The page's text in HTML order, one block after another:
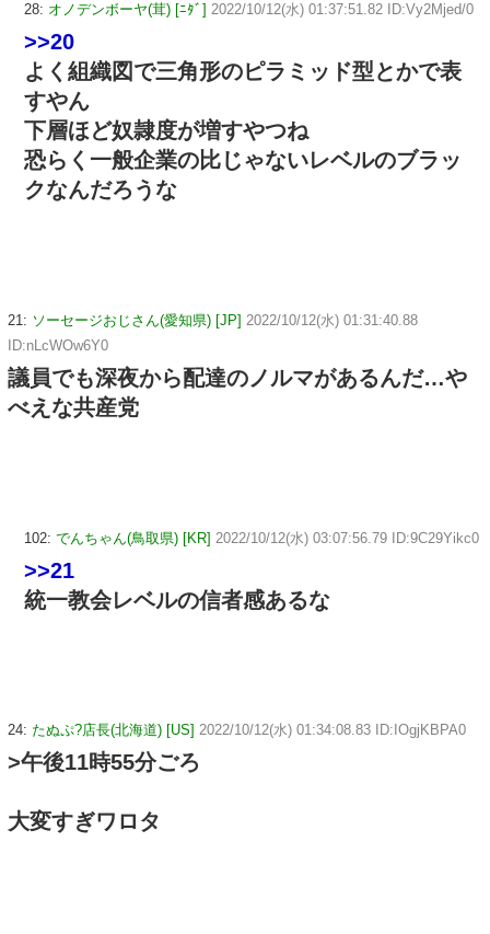
28: オノデンボーヤ(茸) [ﾆﾀﾞ] 2022/10/12(水) 01:37:51.82 ID:Vy2Mjed/0
>>20
よく組織図で三角形のピラミッド型とかで表
すやん
下層ほど奴隷度が増すやつね
恐らく一般企業の比じゃないレベルのブラッ
クなんだろうな
21: ソーセージおじさん(愛知県) [JP] 2022/10/12(水) 01:31:40.88
ID:nLcWOw6Y0
議員でも深夜から配達のノルマがあるんだ…や
べえな共産党
102: でんちゃん(鳥取県) [KR] 2022/10/12(水) 03:07:56.79 ID:9C29Yikc0
>>21
統一教会レベルの信者感あるな
24: たぬぷ?店長(北海道) [US] 2022/10/12(水) 01:34:08.83 ID:IOgjKBPA0
>午後11時55分ごろ
大変すぎワロタ